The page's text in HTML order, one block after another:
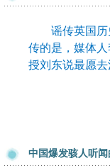
谣传英国历史
传的是，媒体
授刘东说最愿
中国爆发骇人听